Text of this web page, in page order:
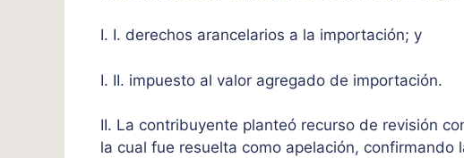
I. I. derechos arancelarios a la importación; y
I. II. impuesto al valor agregado de importación.
II. La contribuyente planteó recurso de revisión
la cual fue resuelta como apelación, confirmando